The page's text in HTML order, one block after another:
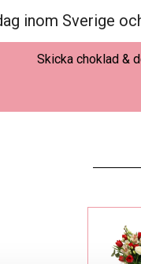
inom Sverige
Skicka choklad &